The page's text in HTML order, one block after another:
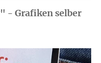
- Grafiken selber